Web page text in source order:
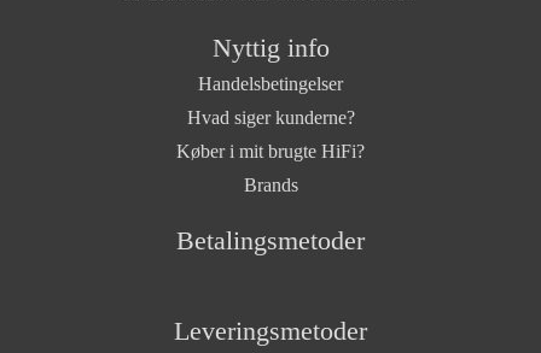
Nyttig info
Handelsbetingelser
Hvad siger kunderne?
Køber i mit brugte HiFi?
Brands
Betalingsmetoder
Leveringsmetoder